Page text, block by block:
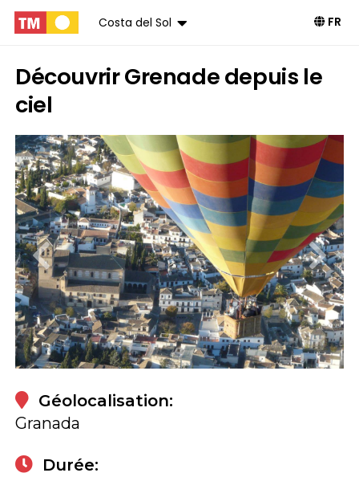
Costa del Sol FR
Découvrir Grenade depuis le
ciel
Livre
Géolocalisation:
Granada
Durée: